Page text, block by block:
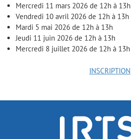
Mercredi 11 mars 2026 de 12h à 13h
Vendredi 10 avril 2026 de 12h à 13h
Mardi 5 mai 2026 de 12h à 13h
Jeudi 11 juin 2026 de 12h à 13h
Mercredi 8 juillet 2026 de 12h à 13h
INSCRIPTION